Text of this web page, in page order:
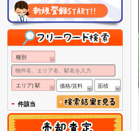
種別
エリア| 駅 価格/賃料 面積
- 件該当